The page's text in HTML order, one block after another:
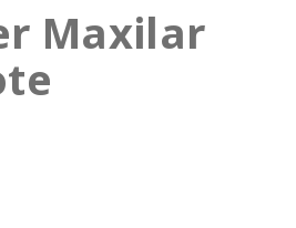
Maxilar